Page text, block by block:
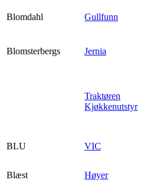
Blomdahl Gullfunn
Blomsterbergs Jernia
Traktøren
Kjøkkenutstyr
BLU
VIC
Blæst Høyer